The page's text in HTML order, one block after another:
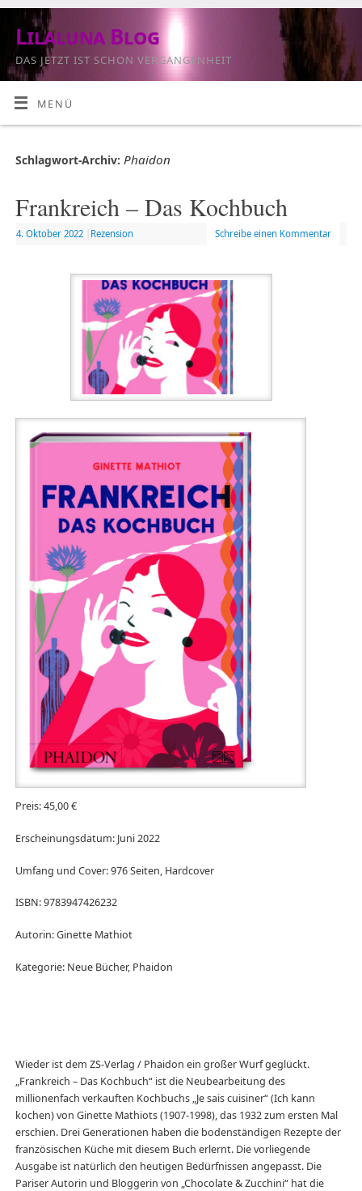
Lilaluna Blog
DAS JETZT IST SCHON VERGANGENHEIT
MENÜ
Schlagwort-Archiv: Phaidon
Frankreich – Das Kochbuch
4. Oktober 2022 Rezension Schreibe einen Kommentar
Preis: 45,00 €
Erscheinungsdatum: Juni 2022
Umfang und Cover: 976 Seiten, Hardcover
ISBN: 9783947426232
Autorin: Ginette Mathiot
Kategorie: Neue Bücher, Phaidon
Wieder ist dem ZS-Verlag / Phaidon ein großer Wurf geglückt.
„Frankreich – Das Kochbuch“ ist die Neubearbeitung des
millionenfach verkauften Kochbuchs „Je sais cuisiner“ (Ich kann
kochen) von Ginette Mathiots (1907-1998), das 1932 zum ersten Mal
erschien. Drei Generationen haben die bodenständigen Rezepte der
französischen Küche mit diesem Buch erlernt. Die vorliegende
Ausgabe ist natürlich den heutigen Bedürfnissen angepasst. Die
Pariser Autorin und Bloggerin von „Chocolate & Zucchini“ hat die